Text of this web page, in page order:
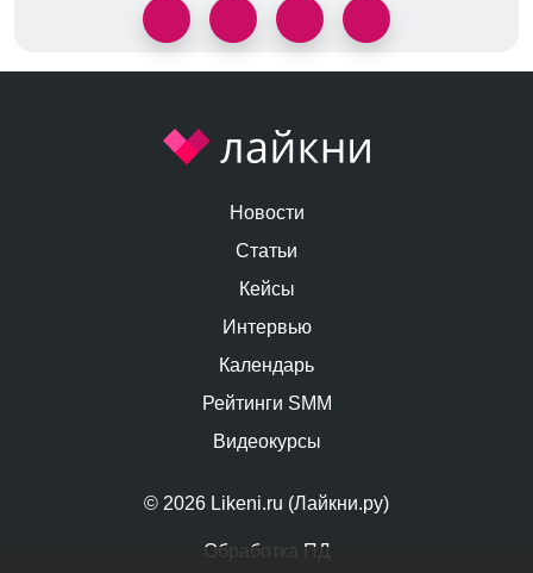
© 2026 Likeni.ru (Лайкни.ру)
Обработка ПД
Новости
Статьи
Кейсы
Интервью
Календарь
Рейтинги SMM
Видеокурсы